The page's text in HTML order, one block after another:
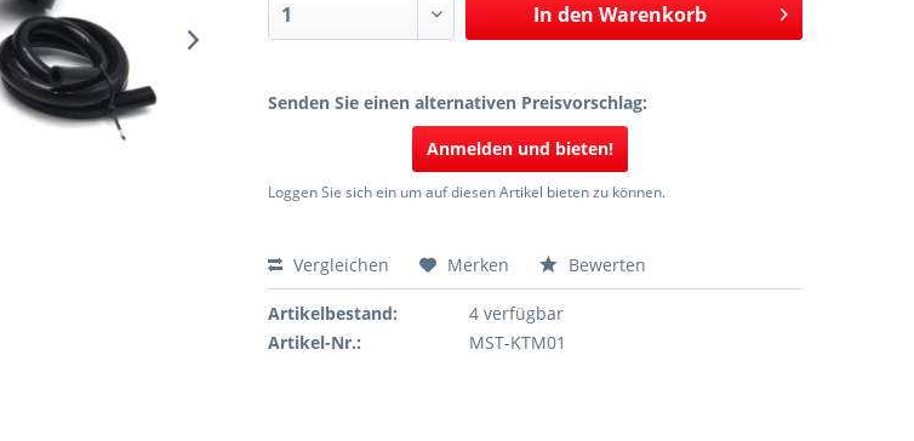
In den Warenkorb
Senden Sie einen alternativen Preisvorschlag:
Anmelden und bieten!
Loggen Sie sich ein um auf diesen Artikel bieten zu können.
Vergleichen Merken Bewerten
Artikelbestand:
4 verfügbar
Artikel-Nr.:
MST-KTM01